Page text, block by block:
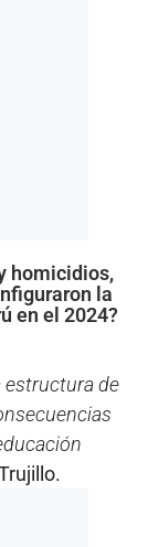
homicidios,
la
en el 2024?
estructura de